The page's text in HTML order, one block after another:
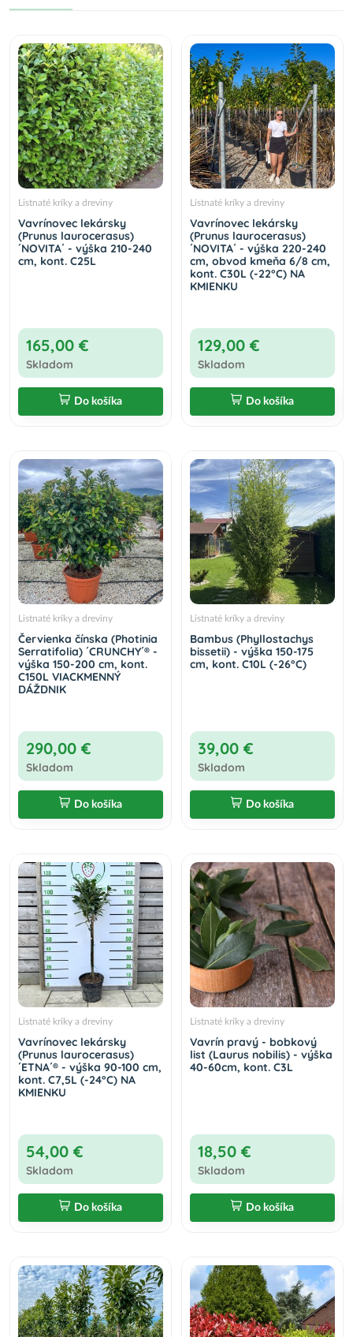
Listnaté kríky a dreviny
Vavrínovec lekársky
(Prunus laurocerasus)
´NOVITA´ - výška 210-240
cm, kont. C25L
165,00 €
Skladom
Do košíka
Listnaté kríky a dreviny
Vavrínovec lekársky
(Prunus laurocerasus)
´NOVITA´ - výška 220-240
cm, obvod kmeňa 6/8 cm,
kont. C30L (-22°C) NA
KMIENKU
129,00 €
Skladom
Do košíka
Listnaté kríky a dreviny
Červienka čínska (Photinia
Serratifolia) ´CRUNCHY´® -
výška 150-200 cm, kont.
C150L VIACKMENNÝ
DÁŽDNIK
290,00 €
Skladom
Do košíka
Listnaté kríky a dreviny
Bambus (Phyllostachys
bissetii) - výška 150-175
cm, kont. C10L (-26°C)
39,00 €
Skladom
Do košíka
Listnaté kríky a dreviny
Vavrínovec lekársky
(Prunus laurocerasus)
´ETNA´® - výška 90-100 cm,
kont. C7,5L (-24°C) NA
KMIENKU
54,00 €
Skladom
Do košíka
Listnaté kríky a dreviny
Vavrín pravý - bobkový
list (Laurus nobilis) - výška
40-60cm, kont. C3L
18,50 €
Skladom
Do košíka